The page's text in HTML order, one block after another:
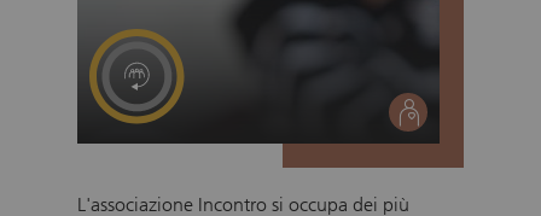
social
L'associazione Incontro si occupa dei più